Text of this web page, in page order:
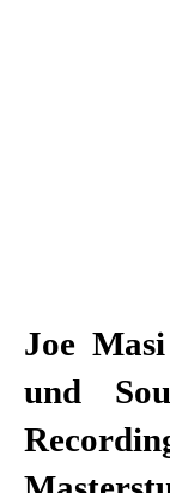
Joe
und
Joel
Coll
Ab